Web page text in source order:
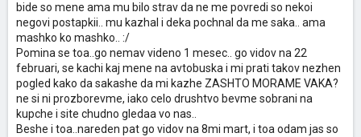
bide so mene ama mu bilo strav da ne me povredi so nekoi
negovi postapkii.. mu kazhal i deka pochnal da me saka.. ama
mashko ko mashko.. :/
Pomina se toa..go nemav videno 1 mesec.. go vidov na 22
februari, se kachi kaj mene na avtobuska i mi prati takov nezhen
pogled kako da sakashe da mi kazhe ZASHTO MORAME VAKA?
ne si ni prozborevme, iako celo drushtvo bevme sobrani na
kupche i site chudno gledaa vo nas..
Beshe i toa..nareden pat go vidov na 8mi mart, i toa odam jas so